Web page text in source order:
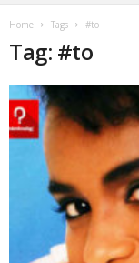
Home Tags #to
Tag: #to